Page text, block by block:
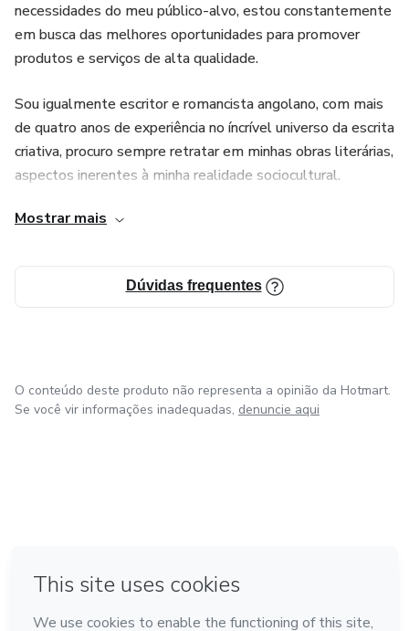
necessidades do meu público-alvo, estou constantemente
em busca das melhores oportunidades para promover
produtos e serviços de alta qualidade.
Sou igualmente escritor e romancista angolano, com mais
de quatro anos de experiência no íncrível universo da escrita
criativa, procuro sempre retratar em minhas obras literárias,
aspectos inerentes à minha realidade sociocultural.
Mostrar mais
Dúvidas frequentes
O conteúdo deste produto não representa a opinião da Hotmart.
Se você vir informações inadequadas, denuncie aqui
Feito com ❤ em Bogotá